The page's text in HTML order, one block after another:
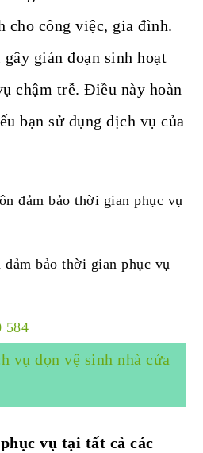
cho công việc, gia đình.
gián đoạn sinh hoạt
chậm trễ. Điều này hoàn
bạn sử dụng dịch vụ của
bảo thời gian phục vụ
584
vụ dọn vệ sinh nhà cửa
vụ tại tất cả các